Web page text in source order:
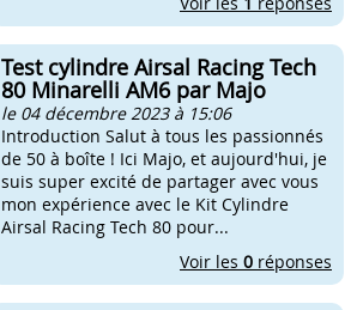
Test cylindre Airsal Racing Tech
80 Minarelli AM6 par Majo
le 04 décembre 2023 à 15:06
Introduction Salut à tous les passionnés
de 50 à boîte ! Ici Majo, et aujourd'hui, je
suis super excité de partager avec vous
mon expérience avec le Kit Cylindre
Airsal Racing Tech 80 pour...
Voir les 0 réponses